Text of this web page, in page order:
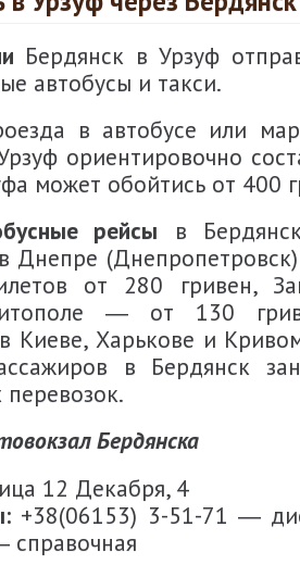
Бердянск в Урзуф
автобусы и такси.
в автобусе или
ориентировочно
может обойтись от 400
рейсы в
Днепре
от 280 гривен,
― от 130
Киеве, Харькове и
в Бердянск
перевозок.
Бердянска
12 Декабря, 4
+38(06153) 3-51-71 ―